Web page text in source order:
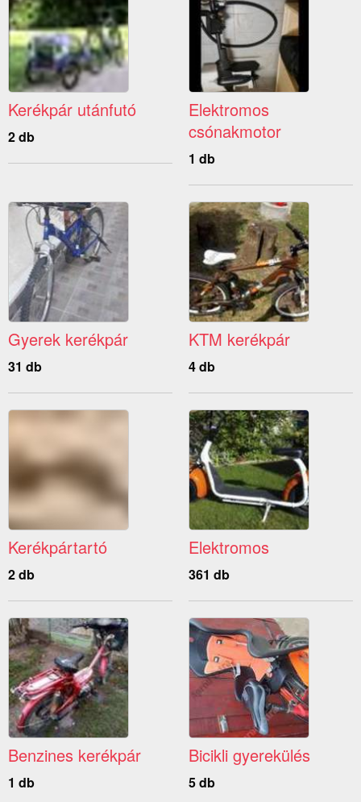
Kerékpár utánfutó
2 db
Elektromos
csónakmotor
1 db
Gyerek kerékpár
31 db
KTM kerékpár
4 db
Kerékpártartó
2 db
Elektromos
361 db
Benzines kerékpár
1 db
Bicikli gyerekülés
5 db